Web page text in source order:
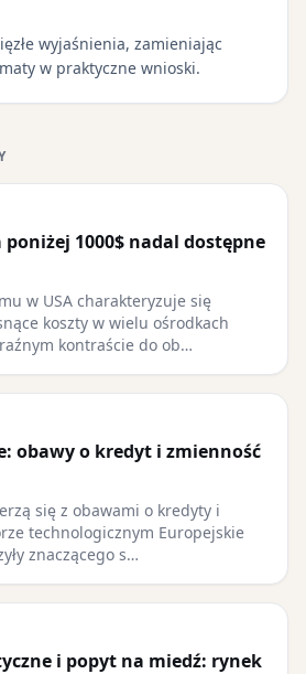
wyjaśnienia, zamieniając
w praktyczne wnioski.
1000$ nadal dostępne
w USA charakteryzuje się
koszty w wielu ośrodkach
kontraście do ob…
obawy o kredyt i zmienność
się z obawami o kredyty i
technologicznym Europejskie
znaczącego s…
i popyt na miedź: rynek